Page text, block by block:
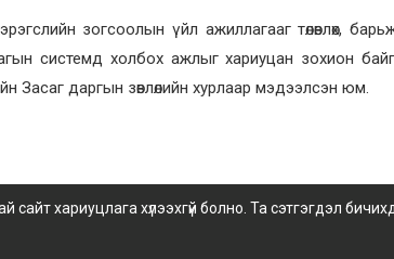
зогсоолын үйл ажиллагааг төлөвлөх,
системд холбох ажлыг хариуцан зохион
Засаг даргын зөвлөлийн хурлаар мэдээлсэн юм.
хариуцлага хүлээхгүй болно. Та сэтгэгдэл